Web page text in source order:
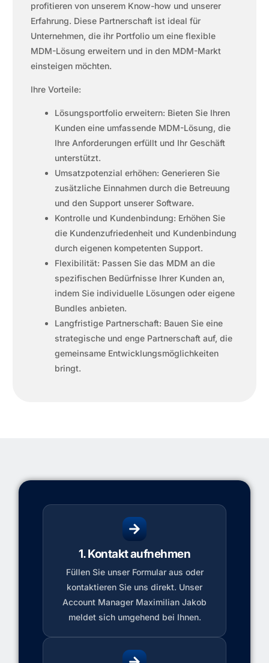
profitieren von unserem Know-how und unserer
Erfahrung. Diese Partnerschaft ist ideal für
Unternehmen, die ihr Portfolio um eine flexible
MDM-Lösung erweitern und in den MDM-Markt
einsteigen möchten.
Ihre Vorteile:
Lösungsportfolio erweitern: Bieten Sie Ihren
Kunden eine umfassende MDM-Lösung, die
Ihre Anforderungen erfüllt und Ihr Geschäft
unterstützt.
Umsatzpotenzial erhöhen: Generieren Sie
zusätzliche Einnahmen durch die Betreuung
und den Support unserer Software.
Kontrolle und Kundenbindung: Erhöhen Sie
die Kundenzufriedenheit und Kundenbindung
durch eigenen kompetenten Support.
Flexibilität: Passen Sie das MDM an die
spezifischen Bedürfnisse Ihrer Kunden an,
indem Sie individuelle Lösungen oder eigene
Bundles anbieten.
Langfristige Partnerschaft: Bauen Sie eine
strategische und enge Partnerschaft auf, die
gemeinsame Entwicklungsmöglichkeiten
bringt.
1. Kontakt aufnehmen
Füllen Sie unser Formular aus oder
kontaktieren Sie uns direkt. Unser
Account Manager Maximilian Jakob
meldet sich umgehend bei Ihnen.